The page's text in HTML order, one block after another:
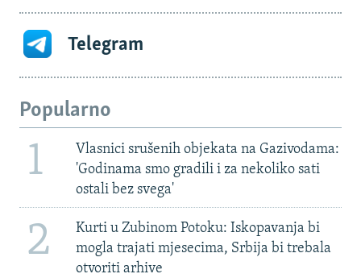
Telegram
Popularno
1
Vlasnici srušenih objekata na Gazivodama:
'Godinama smo gradili i za nekoliko sati
ostali bez svega'
2
Kurti u Zubinom Potoku: Iskopavanja bi
mogla trajati mjesecima, Srbija bi trebala
otvoriti arhive